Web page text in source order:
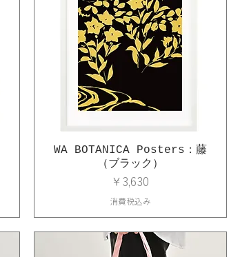
WA BOTANICA Posters：藤
（ブラック）
価格
￥3,630
消費税込み